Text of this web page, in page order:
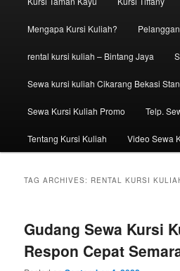
Mengapa Kursi Kuliah?
rental kursi kuliah – Bintang Jaya
Sewa kursi kuliah Cikarang Bekasi
Sewa Kursi Kuliah Promo Telp.
Tentang Kursi Kuliah Video Sewa
TAG ARCHIVES: RENTAL KURSI
Gudang Sewa Kursi
Respon Cepat